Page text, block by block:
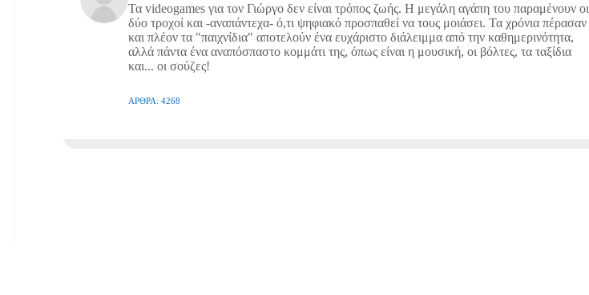
Τα videogames για τον Γιώργο δεν είναι τρόπος ζωής. Η μεγάλη αγάπη του παραμένουν οι
δύο τροχοί και -αναπάντεχα- ό,τι ψηφιακό προσπαθεί να τους μοιάσει. Τα χρόνια πέρασαν
και πλέον τα "παιχνίδια" αποτελούν ένα ευχάριστο διάλειμμα από την καθημερινότητα,
αλλά πάντα ένα αναπόσπαστο κομμάτι της, όπως είναι η μουσική, οι βόλτες, τα ταξίδια
και... οι σούζες!
ΆΡΘΡΑ: 4268